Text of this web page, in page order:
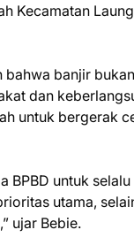
Kecamatan
banjir
dan
untuk bergerak
BPBD untuk selalu
utama,
ujar Bebie.